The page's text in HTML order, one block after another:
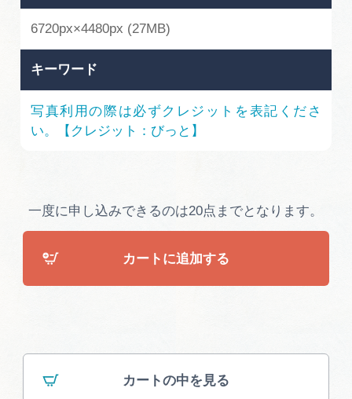
お問い合わせ
運営組織
広告掲載
サイトポリシー
6720px×4480px (27MB)
キーワード
写真利用の際は必ずクレジットを表記くださ
い。【クレジット：びっと】
一度に申し込みできるのは20点までとなります。
カートに追加する
カートの中を見る